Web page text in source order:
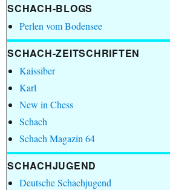
SCHACH-BLOGS
Perlen vom Bodensee
SCHACH-ZEITSCHRIFTEN
Kaissiber
Karl
New in Chess
Schach
Schach Magazin 64
SCHACHJUGEND
Deutsche Schachjugend